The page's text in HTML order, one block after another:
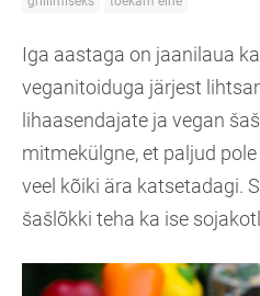
Iga aastaga on jaanilaua
veganitoiduga järjest
lihaasendajate ja vegan
mitmekülgne, et paljud
veel kõiki ära katsetadagi.
šašlõkki teha ka ise